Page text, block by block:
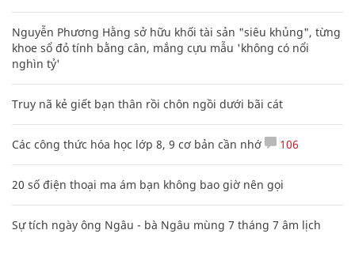
Nguyễn Phương Hằng sở hữu khối tài sản "siêu khủng", từng
khoe sổ đỏ tính bằng cân, mắng cựu mẫu 'không có nổi
nghìn tỷ'
Truy nã kẻ giết bạn thân rồi chôn ngồi dưới bãi cát
Các công thức hóa học lớp 8, 9 cơ bản cần nhớ 106
20 số điện thoại ma ám bạn không bao giờ nên gọi
Sự tích ngày ông Ngâu - bà Ngâu mùng 7 tháng 7 âm lịch